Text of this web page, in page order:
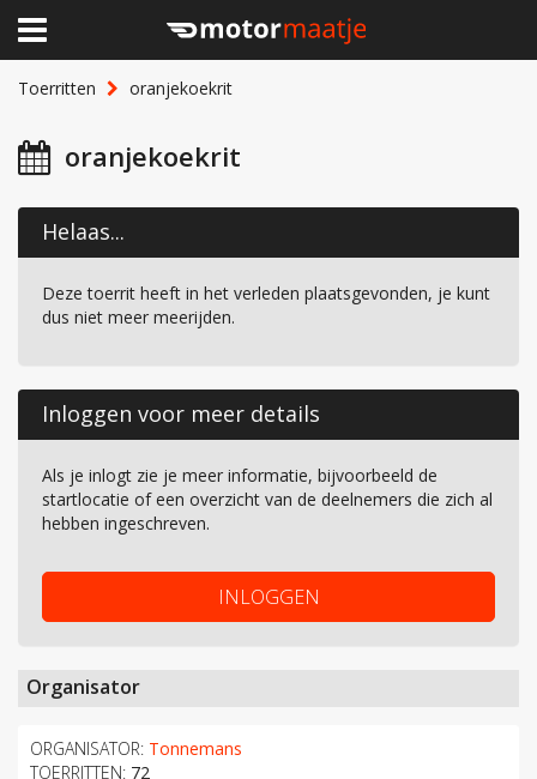
Toerritten oranjekoekrit
oranjekoekrit
Helaas...
Deze toerrit heeft in het verleden plaatsgevonden, je kunt
dus niet meer meerijden.
Inloggen voor meer details
Als je inlogt zie je meer informatie, bijvoorbeeld de
startlocatie of een overzicht van de deelnemers die zich al
hebben ingeschreven.
INLOGGEN
Organisator
ORGANISATOR: Tonnemans
TOERRITTEN: 72
×
Home
Clubhuis
Lid worden
Over Motormaatje